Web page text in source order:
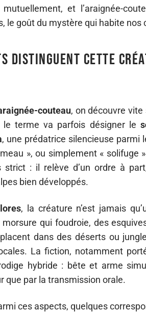
et l’araignée-
le goût du mystère qui habite nos
distinguent cette
couteau, on découvre
le terme va parfois désigner le
, une prédatrice silencieuse parmi
», ou simplement « solifuge
strict : il relève d’un ordre à
bien développés.
, la créature n’est jamais
qui foudroie, des
dans des déserts ou
La fiction, notamment
hybride : bête et arme
que par la transmission orale.
ces aspects, quelques